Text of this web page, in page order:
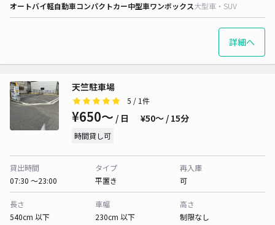
オートバイ軽自動車コンパクトカー中型車ワンボックス大型車・SUV
詳細へ
天竺駐車場
5 / 1件
¥650〜 / 日 ¥50〜 / 15分
時間貸し可
貸出時間
07:30 〜23:00
タイプ
平置き
再入庫
可
長さ
540cm 以下
車幅
230cm 以下
高さ
制限なし